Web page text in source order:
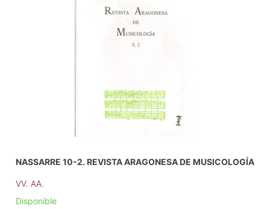
NASSARRE 10-2. REVISTA ARAGONESA DE MUSICOLOGÍA
VV. AA.
Disponible